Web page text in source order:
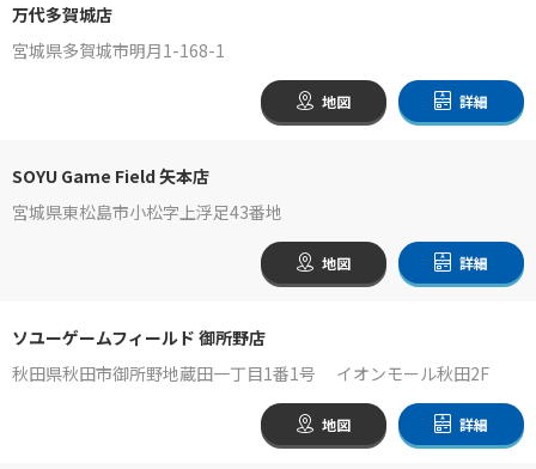
万代多賀城店
宮城県多賀城市明月1-168-1
地図 詳細
SOYU Game Field 矢本店
宮城県東松島市小松字上浮足43番地
地図 詳細
ソユーゲームフィールド 御所野店
秋田県秋田市御所野地蔵田一丁目1番1号 イオンモール秋田2F
地図 詳細